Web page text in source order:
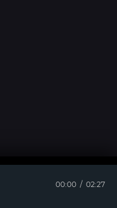
00:00 02:27